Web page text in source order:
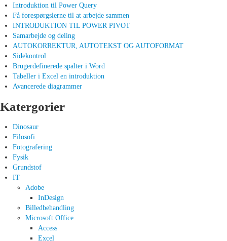
Introduktion til Power Query
Få forespørgslerne til at arbejde sammen
INTRODUKTION TIL POWER PIVOT
Samarbejde og deling
AUTOKORREKTUR, AUTOTEKST OG AUTOFORMAT
Sidekontrol
Brugerdefinerede spalter i Word
Tabeller i Excel en introduktion
Avancerede diagrammer
Katergorier
Dinosaur
Filosofi
Fotografering
Fysik
Grundstof
IT
Adobe
InDesign
Billedbehandling
Microsoft Office
Access
Excel